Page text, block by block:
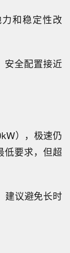
和稳定性改
安全配置接近
），极速仍
低要求，但超
建议避免长时